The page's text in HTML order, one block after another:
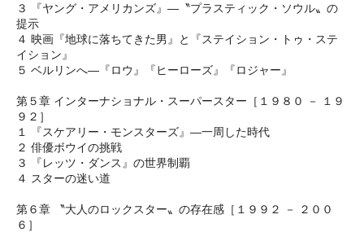
３ 『ヤング・アメリカンズ』―〝プラスティック・ソウル〟の
提示
４ 映画『地球に落ちてきた男』と『ステイション・トゥ・ステ
イション』
５ ベルリンへ―『ロウ』『ヒーローズ』『ロジャー』
第５章 インターナショナル・スーパースター［１９８０ － １９
９２］
１ 『スケアリー・モンスターズ』―一周した時代
２ 俳優ボウイの挑戦
３ 『レッツ・ダンス』の世界制覇
４ スターの迷い道
第６章 〝大人のロックスター〟の存在感［１９９２ － ２００
６］